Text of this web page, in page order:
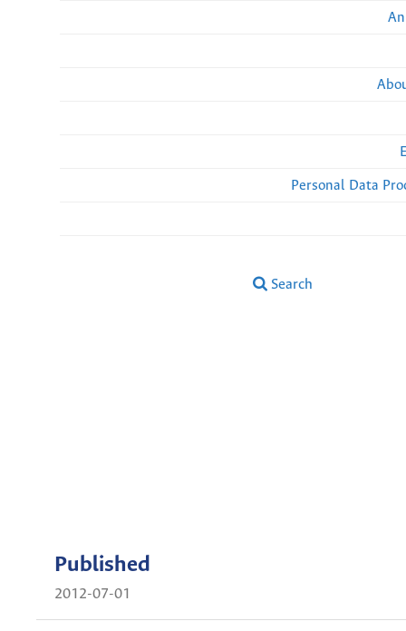
Personal Data
Search
Published
2012-07-01